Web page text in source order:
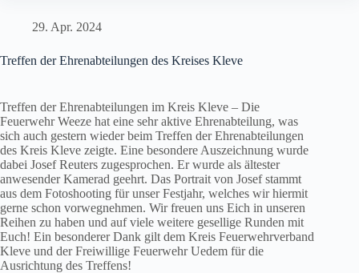
29. Apr. 2024
Treffen der Ehrenabteilungen des Kreises Kleve
Treffen der Ehrenabteilungen im Kreis Kleve – Die
Feuerwehr Weeze hat eine sehr aktive Ehrenabteilung, was
sich auch gestern wieder beim Treffen der Ehrenabteilungen
des Kreis Kleve zeigte. Eine besondere Auszeichnung wurde
dabei Josef Reuters zugesprochen. Er wurde als ältester
anwesender Kamerad geehrt. Das Portrait von Josef stammt
aus dem Fotoshooting für unser Festjahr, welches wir hiermit
gerne schon vorwegnehmen. Wir freuen uns Eich in unseren
Reihen zu haben und auf viele weitere gesellige Runden mit
Euch! Ein besonderer Dank gilt dem Kreis Feuerwehrverband
Kleve und der Freiwillige Feuerwehr Uedem für die
Ausrichtung des Treffens!